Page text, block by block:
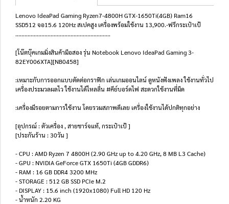
Lenovo IdeaPad Gaming Ryzen7-4800H GTX-1650Ti(4GB) Ram16
SSD512 จอ15.6 120Hz สเปคสูง เครื่องพร้อมใช้งาน 13,900.-ฟรีกระเป๋าเป้
..............................................................
[โน๊ตบุ๊คเกมมิ่งสินค้ามือสอง รุ่น Notebook Lenovo IdeaPad Gaming 3-
82EY006XTA][NB0458]
:เหมาะกับการออกแบบตัดต่อกราฟิก เล่นเกมออนไลน์ ดูหนังฟังเพลง ใช้งานทั่วไป
เครื่องประมวลผลไว ใช้งานได้ไหลลื่น #คีย์บอร์ดไฟ สะดวกใช้งานที่มืด
:เครื่องมีรอยตามการใช้งาน โดยรวมสภาพดีเลย เครื่องใช้งานได้ปกติทุกอย่าง
[อุปกรณ์ : ตัวเครื่อง , สายชาร์จแท้, กระเป๋าเป้ ]
[ประกันร้าน : 30วัน ]
- CPU : AMD Ryzen 7 4800H (2.90 GHz up to 4.20 GHz, 8 MB L3 Cache)
- GPU : NVIDIA GeForce GTX 1650Ti (4GB GDDR6)
- RAM : 16 GB DDR4 3200 MHz
- STORAGE : 512 GB SSD PCIe M.2
- DISPLAY : 15.6 inch (1920x1080) Full HD 120 Hz
- น้ำหนัก 2.20 KG